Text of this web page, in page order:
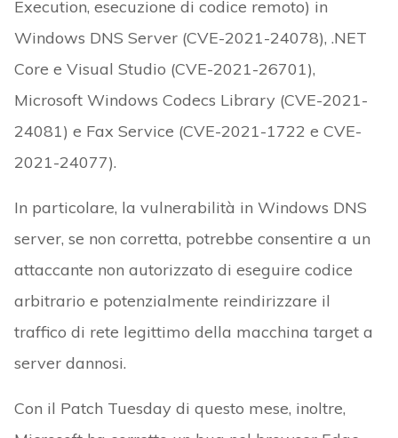
Execution, esecuzione di codice remoto) in
Windows DNS Server (CVE-2021-24078), .NET
Core e Visual Studio (CVE-2021-26701),
Microsoft Windows Codecs Library (CVE-2021-
24081) e Fax Service (CVE-2021-1722 e CVE-
2021-24077).
In particolare, la vulnerabilità in Windows DNS
server, se non corretta, potrebbe consentire a un
attaccante non autorizzato di eseguire codice
arbitrario e potenzialmente reindirizzare il
traffico di rete legittimo della macchina target a
server dannosi.
Con il Patch Tuesday di questo mese, inoltre,